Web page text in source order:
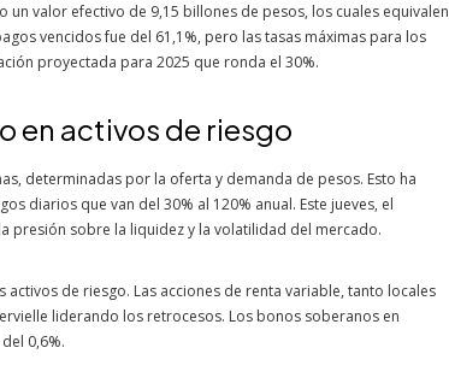
valor efectivo de 9,15 billones de pesos, los cuales equivalen
vencidos fue del 61,1%, pero las tasas máximas para los
proyectada para 2025 que ronda el 30%.
en activos de riesgo
determinadas por la oferta y demanda de pesos. Esto ha
diarios que van del 30% al 120% anual. Este jueves, el
presión sobre la liquidez y la volatilidad del mercado.
de riesgo. Las acciones de renta variable, tanto locales
liderando los retrocesos. Los bonos soberanos en
0,6%.